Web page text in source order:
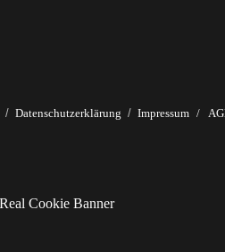
Datenschutzerklärung Impressum /
Cookie Banner